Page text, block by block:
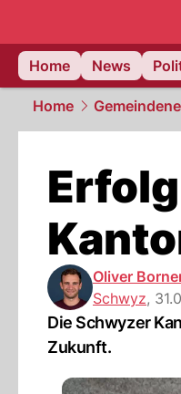
Home
News
Home
Oliver
Schwyz,
Die Schwyzer
Zukunft.